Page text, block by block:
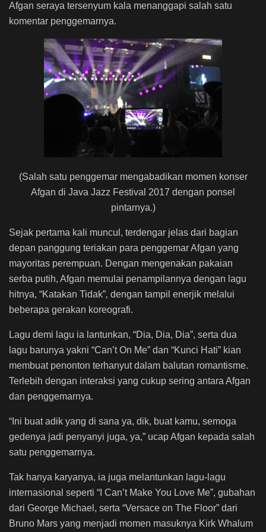
Afgan seraya tersenyum kala menanggapi salah satu
komentar penggemarnya.
(Salah satu penggemar mengabadikan momen konser
Afgan di Java Jazz Festival 2017 dengan ponsel
pintarnya.)
Sejak pertama kali muncul, terdengar jelas dari bagian
depan panggung teriakan para penggemar Afgan yang
mayoritas perempuan. Dengan mengenakan pakaian
serba putih, Afgan memulai penampilannya dengan lagu
hitnya, “Katakan Tidak”, dengan tampil enerjik melalui
beberapa gerakan koreografi.
Lagu demi lagu ia lantunkan, “Dia, Dia, Dia”, serta dua
lagu barunya yakni “Can’t On Me” dan “Kunci Hati” kian
membuat penonton terhanyut dalam balutan romantisme.
Terlebih dengan interaksi yang cukup sering antara Afgan
dan penggemarnya.
“Ini buat adik yang di sana ya, dik, buat kamu, semoga
gedenya jadi penyanyi juga, ya,” ucap Afgan kepada salah
satu penggemarnya.
Tak hanya karyanya, ia juga melantunkan lagu-lagu
internasional seperti “I Can’t Make You Love Me”, gubahan
dari George Michael, serta “Versace on The Floor” dari
Bruno Mars yang menjadi momen masuknya Kirk Whalum